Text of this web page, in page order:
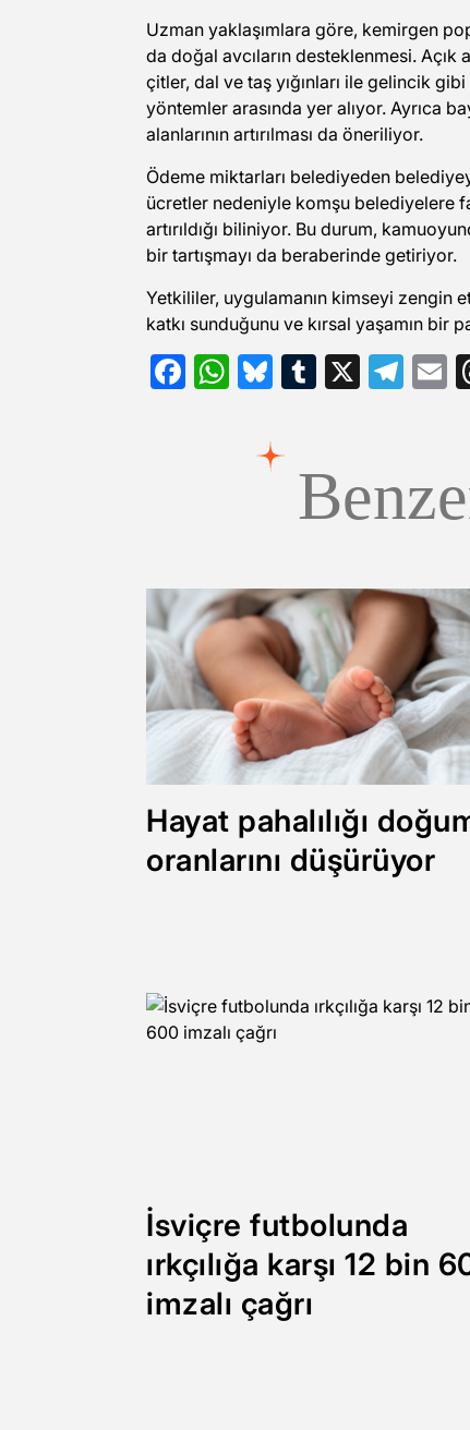
Uzman yaklaşımlara göre, kemirgen
da doğal avcıların desteklenmesi. Açık
çitler, dal ve taş yığınları ile gelincik
yöntemler arasında yer alıyor. Ayrıca
alanlarının artırılması da öneriliyor.
Ödeme miktarları belediyeden
ücretler nedeniyle komşu belediyelere
artırıldığı biliniyor. Bu durum,
bir tartışmayı da beraberinde getiriyor.
Yetkililer, uygulamanın kimseyi zengin
katkı sunduğunu ve kırsal yaşamın
Facebook
WhatsApp
Bluesky
Tumblr
X
Hayat pahalılığı
oranlarını düşürüyor
İsviçre futbolunda
ırkçılığa karşı 12 bin
imzalı çağrı